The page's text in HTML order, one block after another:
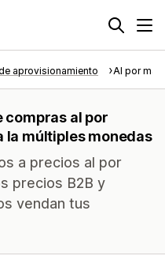
aprovisionamiento Al por
compras al por
la múltiples monedas
a precios al por
precios B2B y
vendan tus